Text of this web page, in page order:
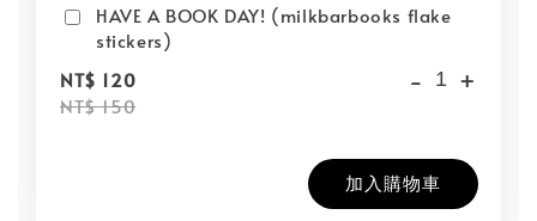
HAVE A BOOK DAY! (milkbarbooks flake
stickers)
NT$ 120
NT$ 150
- +
加入購物車